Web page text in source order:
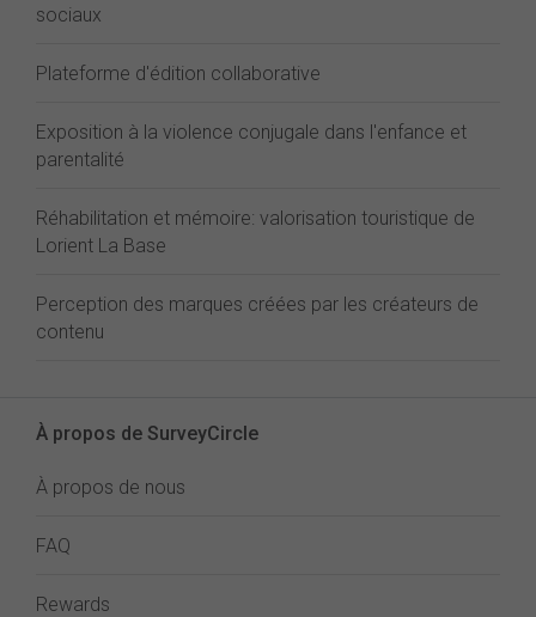
sociaux
Plateforme d'édition collaborative
Exposition à la violence conjugale dans l'enfance et
parentalité
Réhabilitation et mémoire: valorisation touristique de
Lorient La Base
Perception des marques créées par les créateurs de
contenu
À propos de SurveyCircle
À propos de nous
FAQ
Rewards